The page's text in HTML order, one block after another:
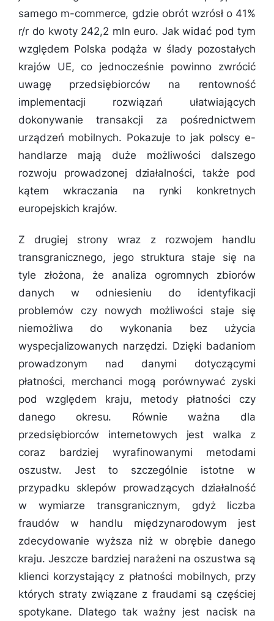
samego m-commerce, gdzie obrót wzrósł o 41%
r/r do kwoty 242,2 mln euro. Jak widać pod tym
względem Polska podąża w ślady pozostałych
krajów UE, co jednocześnie powinno zwrócić
uwagę przedsiębiorców na rentowność
implementacji rozwiązań ułatwiających
dokonywanie transakcji za pośrednictwem
urządzeń mobilnych. Pokazuje to jak polscy e-
handlarze mają duże możliwości dalszego
rozwoju prowadzonej działalności, także pod
kątem wkraczania na rynki konkretnych
europejskich krajów.
Z drugiej strony wraz z rozwojem handlu
transgranicznego, jego struktura staje się na
tyle złożona, że analiza ogromnych zbiorów
danych w odniesieniu do identyfikacji
problemów czy nowych możliwości staje się
niemożliwa do wykonania bez użycia
wyspecjalizowanych narzędzi. Dzięki badaniom
prowadzonym nad danymi dotyczącymi
płatności, merchanci mogą porównywać zyski
pod względem kraju, metody płatności czy
danego okresu. Równie ważna dla
przedsiębiorców internetowych jest walka z
coraz bardziej wyrafinowanymi metodami
oszustw. Jest to szczególnie istotne w
przypadku sklepów prowadzących działalność
w wymiarze transgranicznym, gdyż liczba
fraudów w handlu międzynarodowym jest
zdecydowanie wyższa niż w obrębie danego
kraju. Jeszcze bardziej narażeni na oszustwa są
klienci korzystający z płatności mobilnych, przy
których straty związane z fraudami są częściej
spotykane. Dlatego tak ważny jest nacisk na